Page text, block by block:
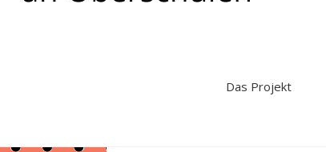
Das Projekt